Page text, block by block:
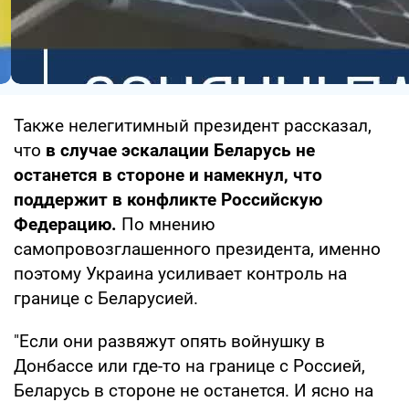
Также нелегитимный президент рассказал,
что в случае эскалации Беларусь не
останется в стороне и намекнул, что
поддержит в конфликте Российскую
Федерацию. По мнению
самопровозглашенного президента, именно
поэтому Украина усиливает контроль на
границе с Беларусией.
"Если они развяжут опять войнушку в
Донбассе или где-то на границе с Россией,
Беларусь в стороне не останется. И ясно на